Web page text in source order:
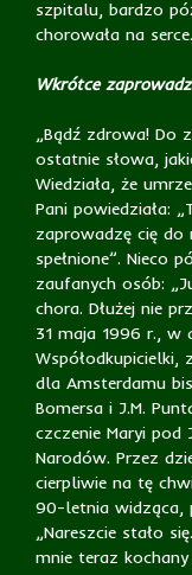
szpitalu, bardzo
chorowała na serce.
Wkrótce
„Bądź zdrowa! Do
ostatnie słowa,
Wiedziała, że
Pani powiedziała:
zaprowadzę cię do
spełnione”. Nieco
zaufanych osób:
chora. Dłużej nie
31 maja 1996 r., w
Współodkupicielki,
dla Amsterdamu
Bomersa i J.M.
czczenie Maryi pod
Narodów. Przez
cierpliwie na tę
90-letnia widząca,
„Nareszcie stało
mnie teraz kochany